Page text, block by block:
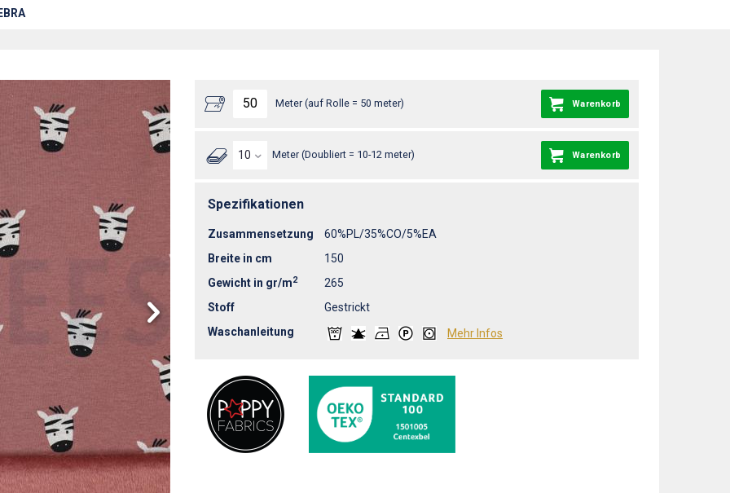
Meter (auf Rolle = 50 meter) Warenkorb
Meter (Doubliert = 10-12 meter) Warenkorb
Spezifikationen
Zusammensetzung
60%PL/35%CO/5%EA
Breite in cm
150
Gewicht in gr/m2
265
Stoff
Gestrickt
Waschanleitung
Mehr Infos